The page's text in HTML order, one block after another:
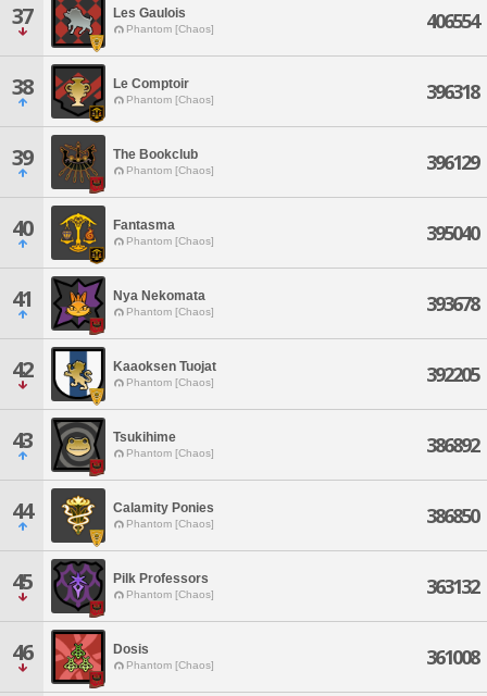
37 Les Gaulois
Phantom [Chaos] 406554
38 Le Comptoir
Phantom [Chaos] 396318
39 The Bookclub
Phantom [Chaos] 396129
40 Fantasma
Phantom [Chaos] 395040
41 Nya Nekomata
Phantom [Chaos] 393678
42 Kaaoksen Tuojat
Phantom [Chaos] 392205
43 Tsukihime
Phantom [Chaos] 386892
44 Calamity Ponies
Phantom [Chaos] 386850
45 Pilk Professors
Phantom [Chaos] 363132
46 Dosis
Phantom [Chaos] 361008